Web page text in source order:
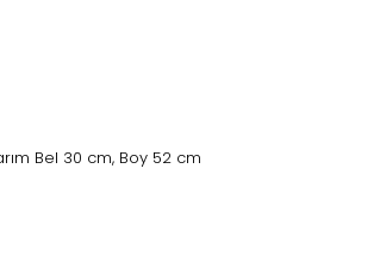
Bel 30 cm, Boy 52 cm